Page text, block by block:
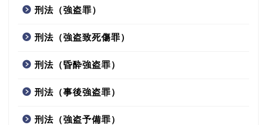
刑法（強盗罪）
刑法（強盗致死傷罪）
刑法（昏酔強盗罪）
刑法（事後強盗罪）
刑法（強盗予備罪）